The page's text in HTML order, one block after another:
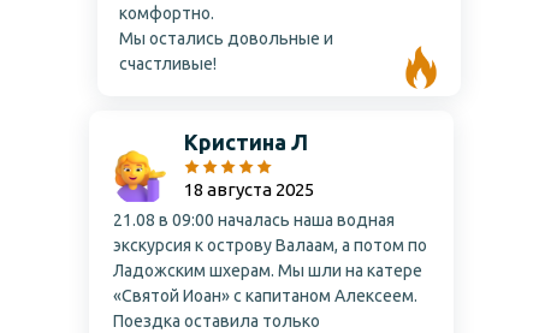
Кристина Л
21.08 в 09:00 началась наша водная
экскурсия к острову Валаам, а потом по
Ладожским шхерам. Мы шли на катере
«Святой Иоан» с капитаном Алексеем.
Поездка оставила только
комфортно.
Мы остались довольные и
счастливые!
18 августа 2025